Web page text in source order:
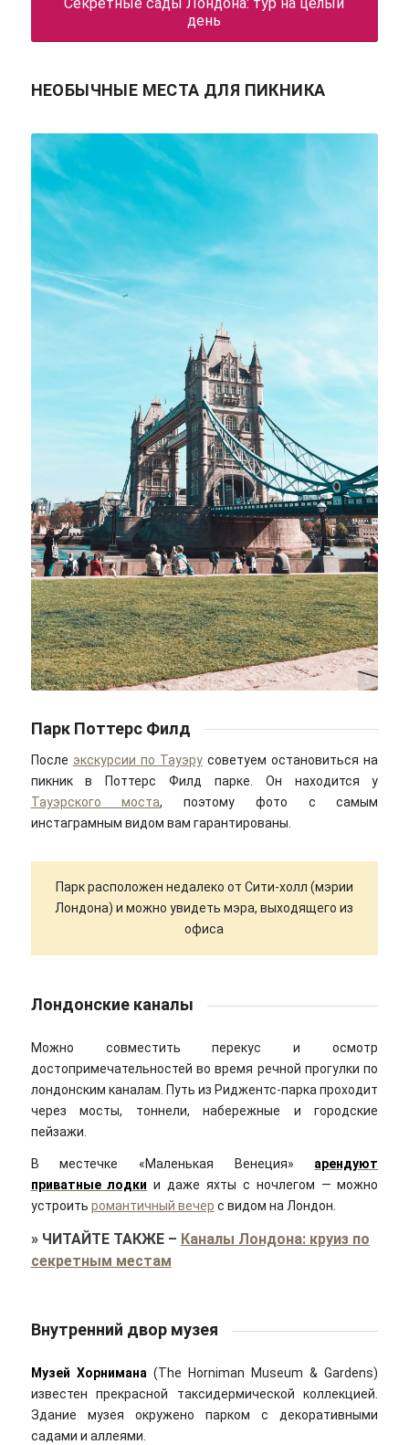
день
НЕОБЫЧНЫЕ МЕСТА ДЛЯ ПИКНИКА
Max/unsplash
Парк Поттерс Филд
После экскурсии по Тауэру советуем остановиться на
пикник в Поттерс Филд парке. Он находится у
Тауэрского моста, поэтому фото с самым
инстаграмным видом вам гарантированы.
Парк расположен недалеко от Сити-холл (мэрии
Лондона) и можно увидеть мэра, выходящего из
офиса
Лондонские каналы
Можно совместить перекус и осмотр
достопримечательностей во время речной прогулки по
лондонским каналам. Путь из Риджентс-парка проходит
через мосты, тоннели, набережные и городские
пейзажи.
В местечке «Маленькая Венеция» арендуют
приватные лодки и даже яхты с ночлегом — можно
устроить романтичный вечер с видом на Лондон.
» ЧИТАЙТЕ ТАКЖЕ– Каналы Лондона: круиз по
секретным местам
Внутренний двор музея
Музей Хорнимана (The Horniman Museum & Gardens)
известен прекрасной таксидермической коллекцией.
Здание музея окружено парком с декоративными
садами и аллеями.